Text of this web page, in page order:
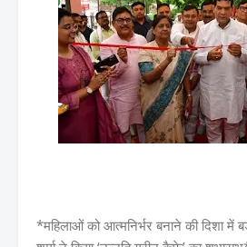
*महिलाओं को आत्मनिर्भर बनाने की दिशा में